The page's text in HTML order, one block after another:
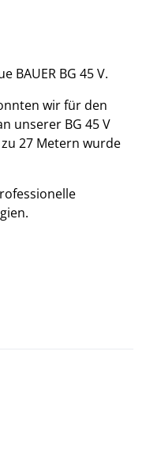
BAUER BG 45 V.
wir für den
unserer BG 45 V
27 Metern wurde